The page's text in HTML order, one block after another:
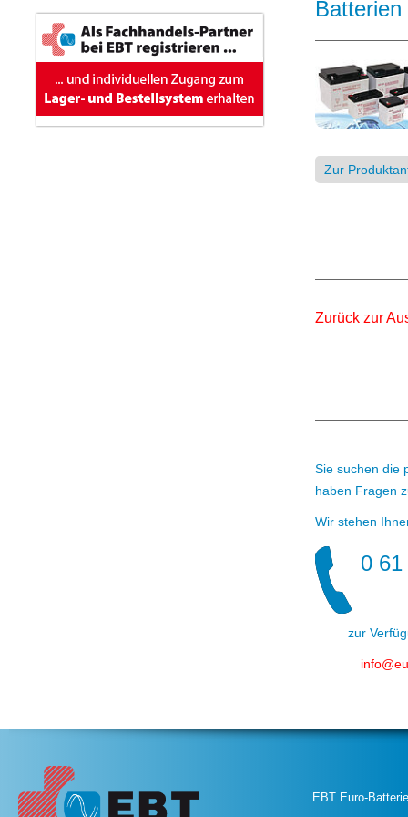
Batterien
Zur
Zurück zur
Sie suchen die
haben Fragen
Wir stehen
0
zur
info@
EBT Euro-